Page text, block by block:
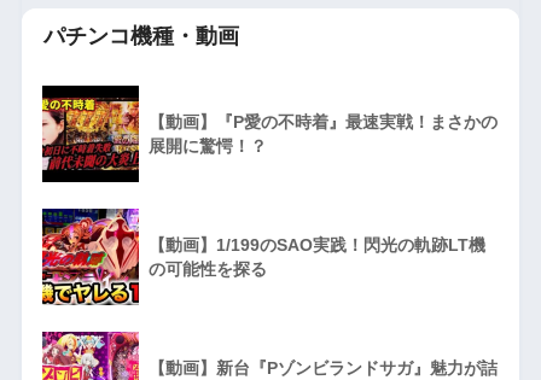
パチンコ機種・動画
【動画】『P愛の不時着』最速実戦！まさかの
展開に驚愕！？
【動画】1/199のSAO実践！閃光の軌跡LT機
の可能性を探る
【動画】新台『Pゾンビランドサガ』魅力が詰